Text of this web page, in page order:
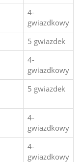
4-
gwiazdkowy
5 gwiazdek
4-
gwiazdkowy
5 gwiazdek
4-
gwiazdkowy
4-
gwiazdkowy